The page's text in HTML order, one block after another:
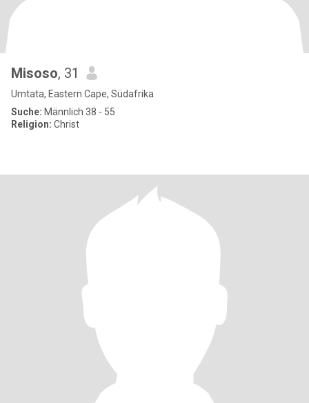
Misoso, 31
Umtata, Eastern Cape, Südafrika
Suche: Männlich 38 - 55
Religion: Christ